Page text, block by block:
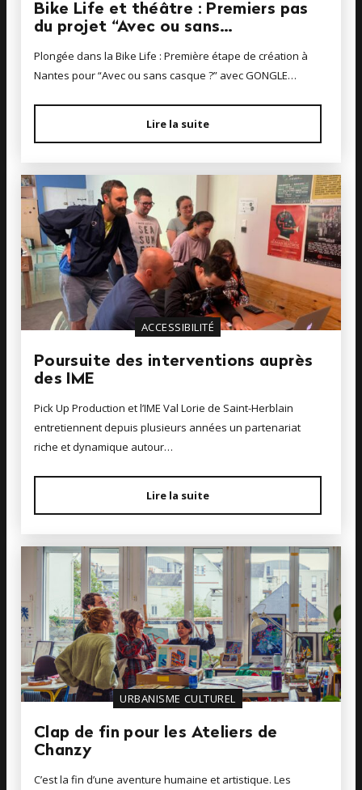
Bike Life et théâtre : Premiers pas
du projet “Avec ou sans…
Plongée dans la Bike Life : Première étape de création à
Nantes pour “Avec ou sans casque ?” avec GONGLE…
Lire la suite
ACCESSIBILITÉ
Poursuite des interventions auprès
des IME
Pick Up Production et l’IME Val Lorie de Saint-Herblain
entretiennent depuis plusieurs années un partenariat
riche et dynamique autour…
Lire la suite
URBANISME CULTUREL
Clap de fin pour les Ateliers de
Chanzy
C’est la fin d’une aventure humaine et artistique. Les